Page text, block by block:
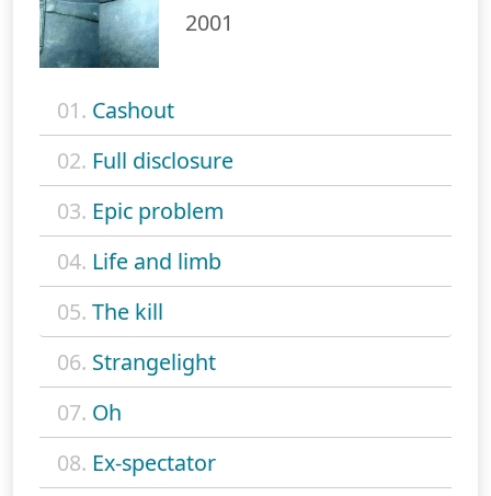
2001
01. Cashout
02. Full disclosure
03. Epic problem
04. Life and limb
05. The kill
06. Strangelight
07. Oh
08. Ex-spectator